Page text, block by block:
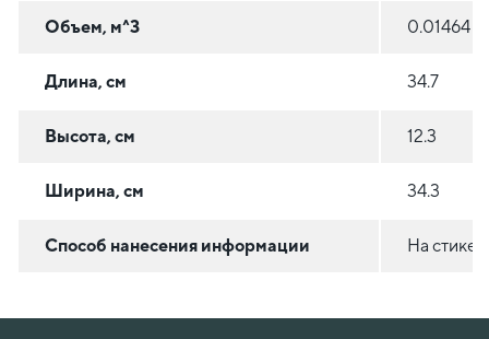
Объем, м^3 0.01464
Длина, см 34.7
Высота, см 12.3
Ширина, см 34.3
Способ нанесения информации На стикер